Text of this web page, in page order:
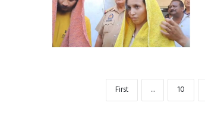
First ... 10